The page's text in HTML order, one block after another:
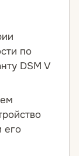
по
DSM V
его